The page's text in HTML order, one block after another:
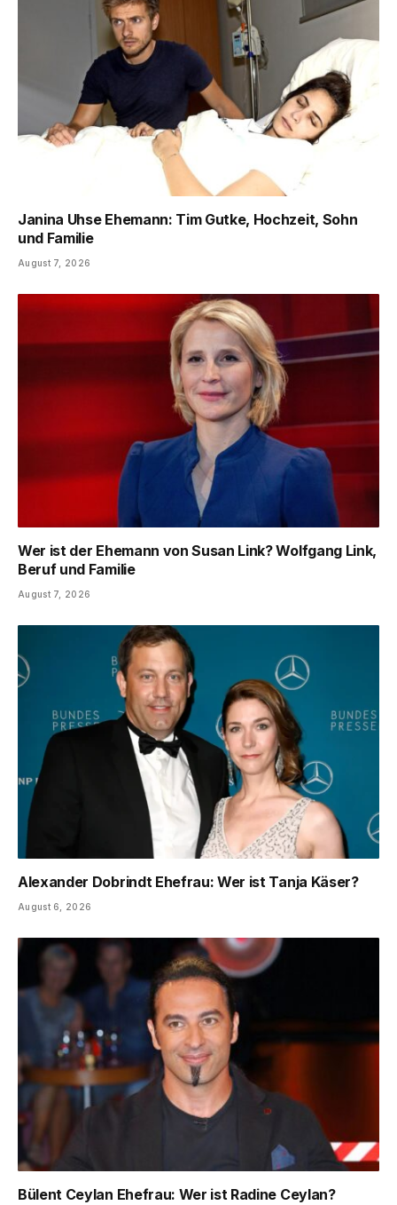
Janina Uhse Ehemann: Tim Gutke, Hochzeit, Sohn
und Familie
August 7, 2026
Wer ist der Ehemann von Susan Link? Wolfgang Link,
Beruf und Familie
August 7, 2026
Alexander Dobrindt Ehefrau: Wer ist Tanja Käser?
August 6, 2026
Bülent Ceylan Ehefrau: Wer ist Radine Ceylan?